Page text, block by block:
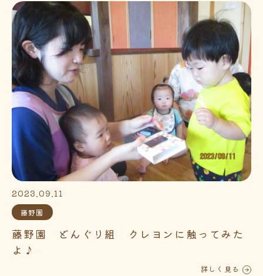
2023.09.11
藤野園
藤野園 どんぐり組 クレヨンに触ってみた
よ♪
詳しく見る